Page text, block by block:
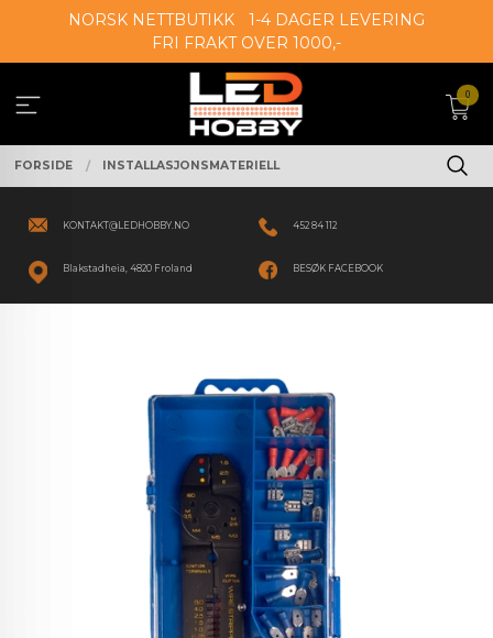
NORSK NETTBUTIKK
1-4 DAGER LEVERING
FRI FRAKT OVER 1000,-
0
FORSIDE INSTALLASJONSMATERIELL
KONTAKT@LEDHOBBY.NO 452 84 112
Blakstadheia, 4820 Froland BESØK FACEBOOK